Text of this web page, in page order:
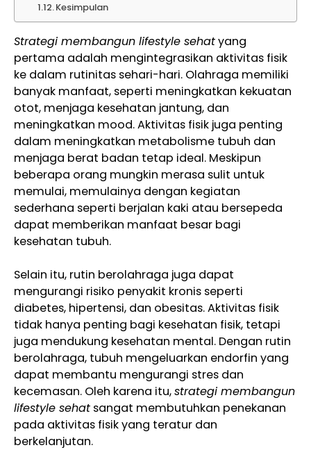
Kesimpulan
Strategi membangun lifestyle sehatyang
pertama adalah mengintegrasikan aktivitas fisik
ke dalam rutinitas sehari-hari. Olahraga memiliki
banyak manfaat, seperti meningkatkan kekuatan
otot, menjaga kesehatan jantung, dan
meningkatkan mood. Aktivitas fisik juga penting
dalam meningkatkan metabolisme tubuh dan
menjaga berat badan tetap ideal. Meskipun
beberapa orang mungkin merasa sulit untuk
memulai, memulainya dengan kegiatan
sederhana seperti berjalan kaki atau bersepeda
dapat memberikan manfaat besar bagi
kesehatan tubuh.
Selain itu, rutin berolahraga juga dapat
mengurangi risiko penyakit kronis seperti
diabetes, hipertensi, dan obesitas. Aktivitas fisik
tidak hanya penting bagi kesehatan fisik, tetapi
juga mendukung kesehatan mental. Dengan rutin
berolahraga, tubuh mengeluarkan endorfin yang
dapat membantu mengurangi stres dan
kecemasan. Oleh karena itu,strategi membangun
lifestyle sehat sangat membutuhkan penekanan
pada aktivitas fisik yang teratur dan
berkelanjutan.